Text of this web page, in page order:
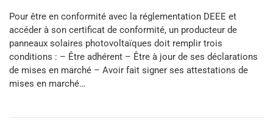
Pour être en conformité avec la réglementation DEEE et
accéder à son certificat de conformité, un producteur de
panneaux solaires photovoltaïques doit remplir trois
conditions : – Être adhérent – Être à jour de ses déclarations
de mises en marché – Avoir fait signer ses attestations de
mises en marché…